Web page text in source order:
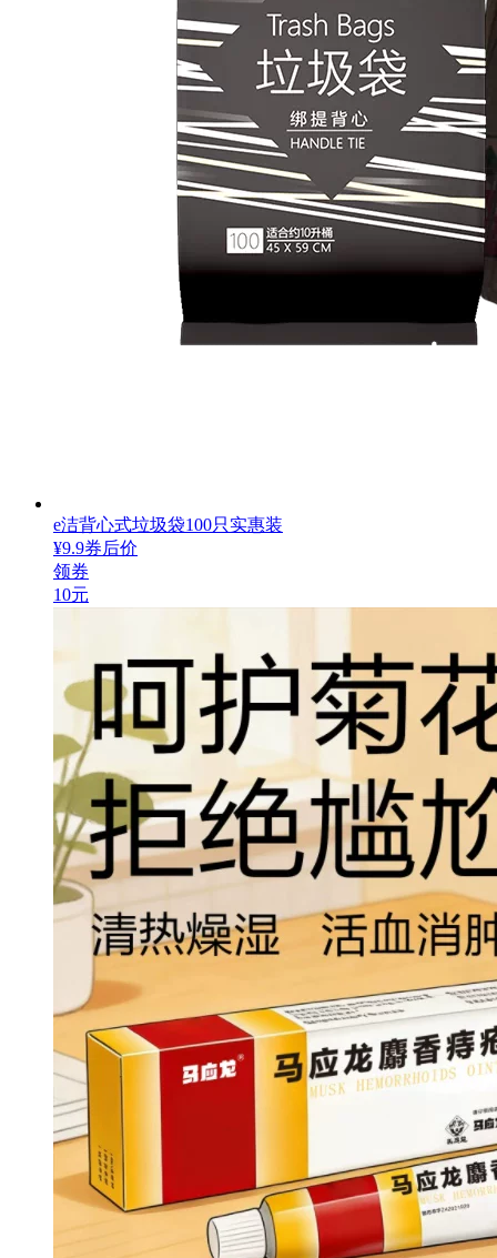
e洁背心式垃圾袋100只实惠装
¥9.9券后价
领券
10元